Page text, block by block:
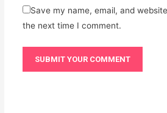
Save my name, email, and
the next time I comment.